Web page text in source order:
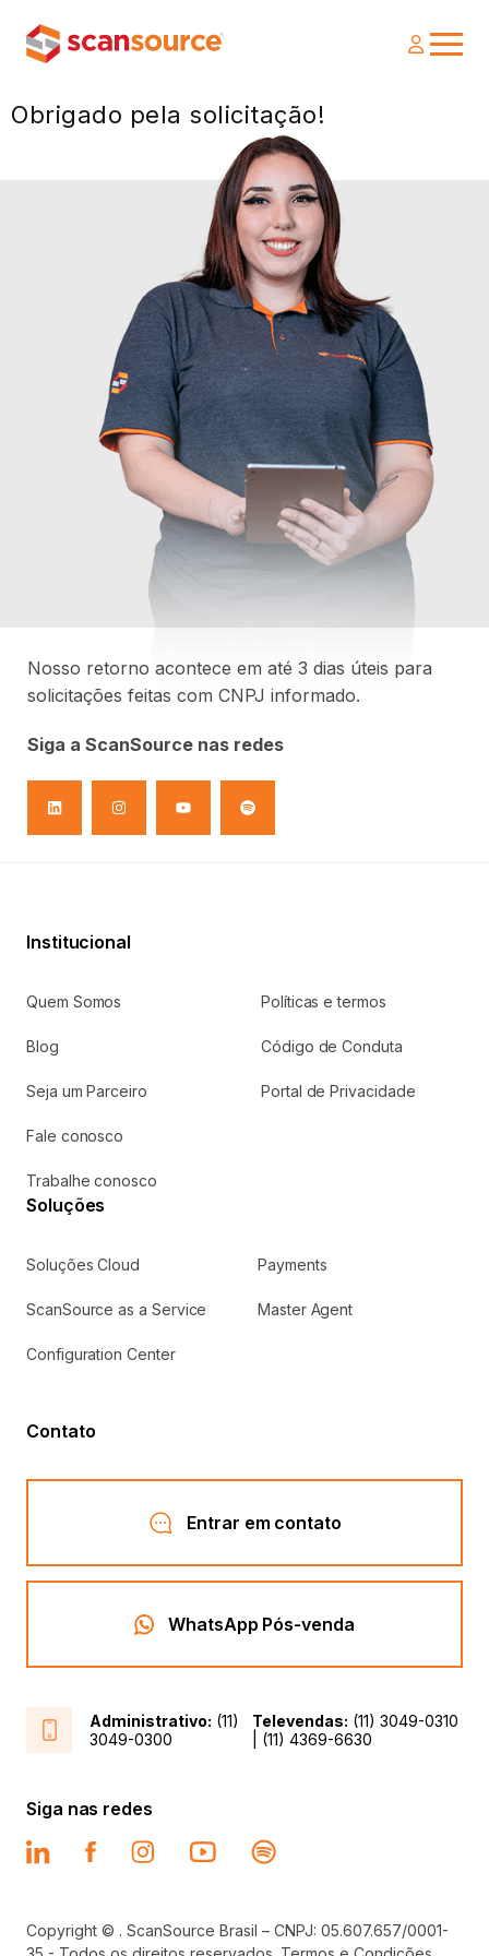
Solicite sua cotação abaixo:
login para acessar.
Acesse os serviços relacionados a comissões.
Serviços de pós-venda: emissão de 2ª via de NF,
Preciso de ajuda
Plataforma Cloud
Plataforma Cloud para compra, venda e gestão de
Preciso de ajuda
Obrigado pela solicitação!
Nosso retorno acontece em até 3 dias úteis para
solicitações feitas com CNPJ informado.
Siga a ScanSource nas redes
Institucional
Quem Somos Políticas e termos
Blog Código de Conduta
Seja um Parceiro Portal de Privacidade
Fale conosco
Trabalhe conosco
Soluções
Soluções Cloud Payments
ScanSource as a Service Master Agent
Configuration Center
Contato
Entrar em contato
WhatsApp Pós-venda
Administrativo: (11)
3049-0300
Televendas: (11) 3049-0310
| (11) 4369-6630
Siga nas redes
Copyright © . ScanSource Brasil – CNPJ: 05.607.657/0001-